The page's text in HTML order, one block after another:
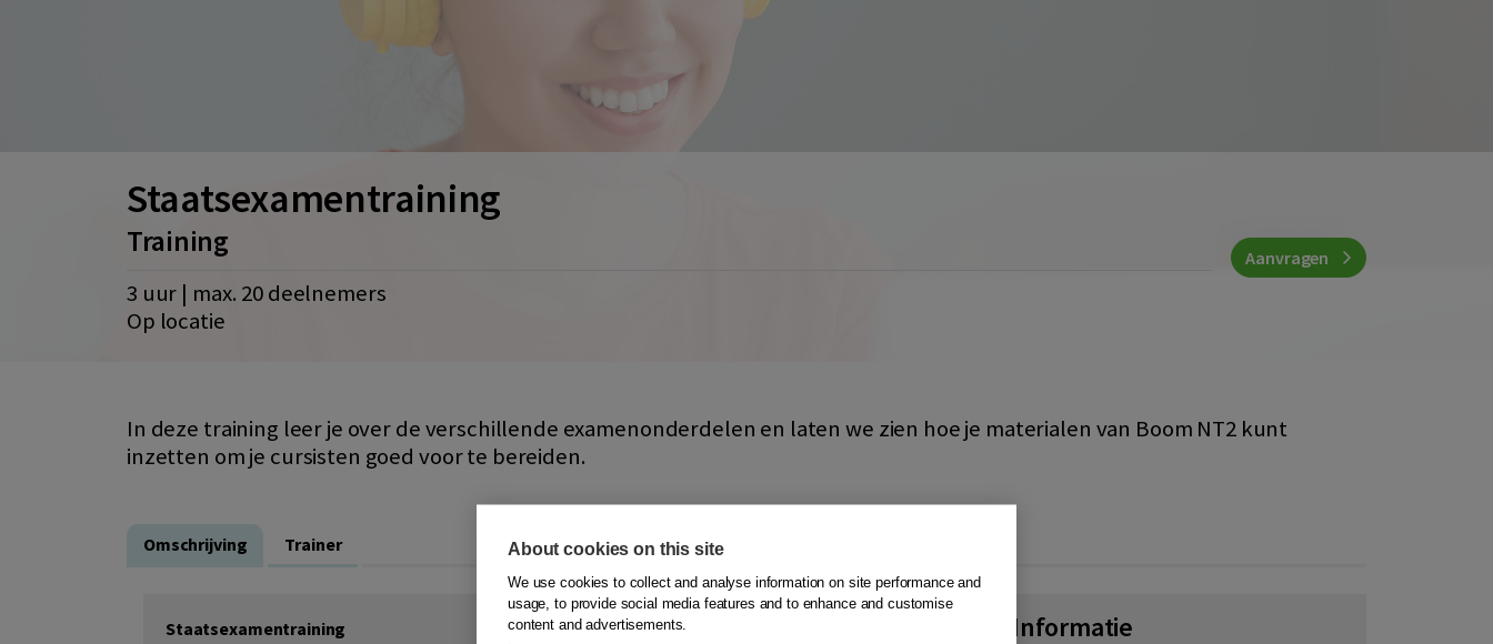
Staatsexamentraining
Training
3 uur | max. 20 deelnemers
Op locatie
Aanvragen
In deze training leer je over de verschillende examenonderdelen en laten we zien hoe je materialen van Boom NT2 kunt
inzetten om je cursisten goed voor te bereiden.
Omschrijving Trainer
Staatsexamentraining
Informatie
About cookies on this site
We use cookies to collect and analyse information on site performance and
usage, to provide social media features and to enhance and customise
content and advertisements.